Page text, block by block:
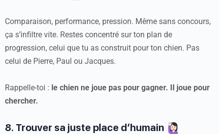
Comparaison, performance, pression. Même sans concours,
ça s’infiltre vite. Restes concentré sur ton plan de
progression, celui que tu as construit pour ton chien. Pas
celui de Pierre, Paul ou Jacques.
Rappelle-toi : le chien ne joue pas pour gagner. Il joue pour
chercher.
8. Trouver sa juste place d’humain